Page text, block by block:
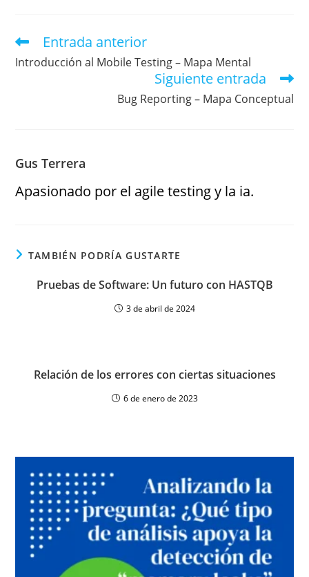
Entrada anterior
Introducción al Mobile Testing – Mapa Mental
Siguiente entrada
Bug Reporting – Mapa Conceptual
Gus Terrera
Apasionado por el agile testing y la ia.
TAMBIÉN PODRÍA GUSTARTE
Pruebas de Software: Un futuro con HASTQB
3 de abril de 2024
Relación de los errores con ciertas situaciones
6 de enero de 2023